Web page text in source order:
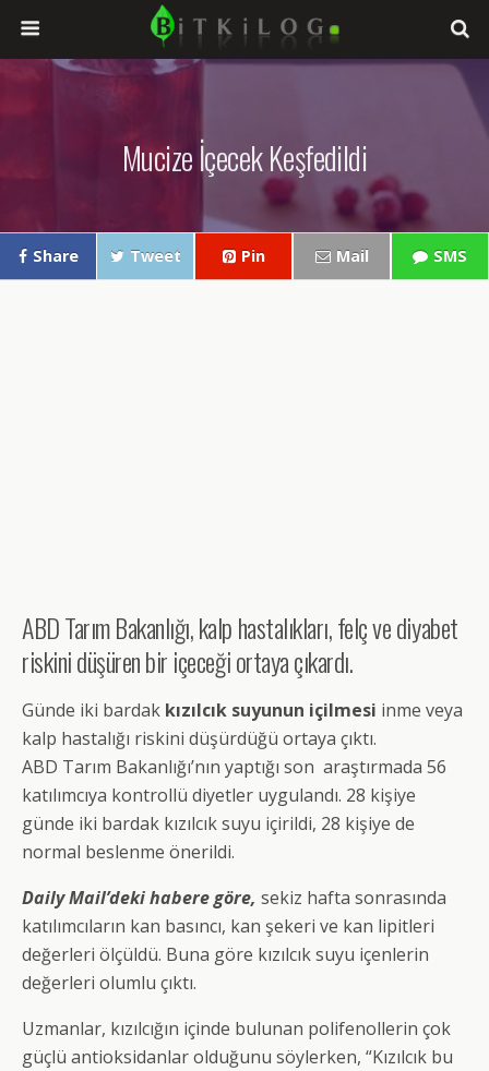
Mucize İçecek Keşfedildi
Share Tweet Pin Mail SMS
ABD Tarım Bakanlığı, kalp hastalıkları, felç ve diyabet
riskini düşüren bir içeceği ortaya çıkardı.
Günde iki bardak kızılcık suyunun içilmesi inme veya
kalp hastalığı riskini düşürdüğü ortaya çıktı.
ABD Tarım Bakanlığı’nın yaptığı son araştırmada 56
katılımcıya kontrollü diyetler uygulandı. 28 kişiye
günde iki bardak kızılcık suyu içirildi, 28 kişiye de
normal beslenme önerildi.
Daily Mail’deki habere göre, sekiz hafta sonrasında
katılımcıların kan basıncı, kan şekeri ve kan lipitleri
değerleri ölçüldü. Buna göre kızılcık suyu içenlerin
değerleri olumlu çıktı.
Uzmanlar, kızılcığın içinde bulunan polifenollerin çok
güçlü antioksidanlar olduğunu söylerken, “Kızılcık bu